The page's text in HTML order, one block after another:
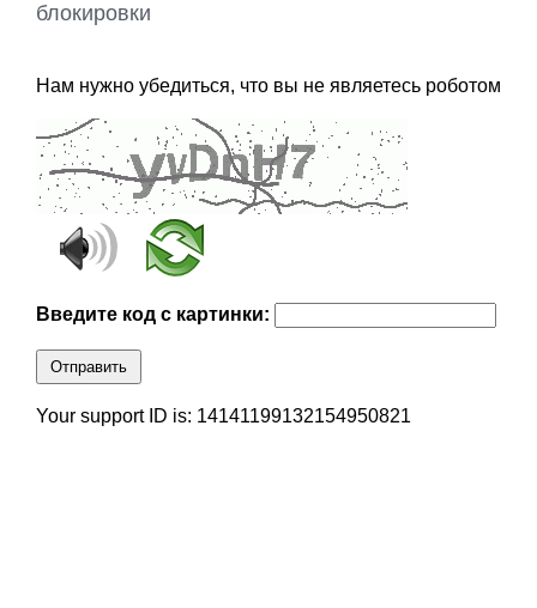
блокировки
Нам нужно убедиться, что вы не являетесь роботом
Введите код с картинки:
Отправить
Your support ID is: 14141199132154950821